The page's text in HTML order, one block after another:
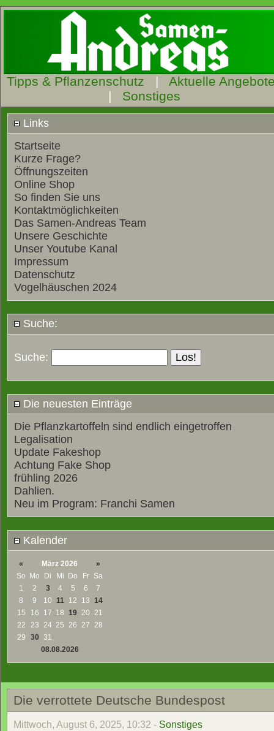
Tipps & Pflanzenschutz | Aktuelle
| Sonstiges
Links
Startseite
Kurze Frage?
Öffnungszeiten
Online Shop
So finden Sie uns
Kontaktmöglichkeiten
Das Samen-Andreas Team
Unsere Geschichte
Unser Youtube Kanal
Impressum
Datenschutz
Vogelhäuschen 2024
Suche:
Suche:
Die neuesten Einträge
Die Pflanzkartoffeln sind endlich eingetroffen
Legalisation
Update Fakeshop
Achtung Fake Shop
frühling 2026
Dahlien.
Neu im Program: Franchi Samen
Kalender
« März 2026
»
So Mo Di Mi Do Fr
Sa
1
2 3 4 5 6
7
8
9 10 11 12 13 14
15
16 17 18 19 20 21
22
23 24 25 26 27 28
29
30 31
08.08.2026
Die verrottete Deutsche Bundespost
Mittwoch, August 6, 2025, 10:32 - Sonstiges